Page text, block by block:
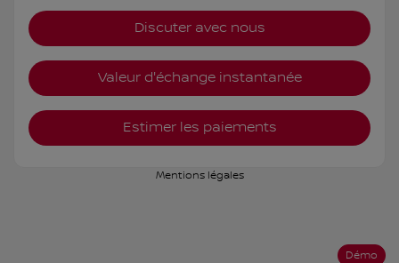
Discuter avec nous
Valeur d'échange instantanée
Estimer les paiements
Mentions légales
Démo